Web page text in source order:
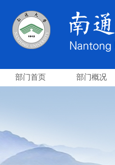
部门首页 部门概况